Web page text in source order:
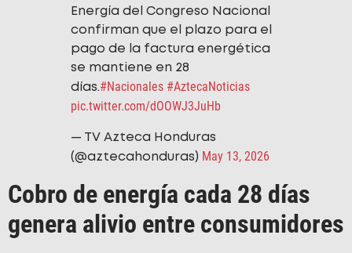
Energía del Congreso Nacional
confirman que el plazo para el
pago de la factura energética
se mantiene en 28
días.#Nacionales #AztecaNoticias
pic.twitter.com/dOOWJ3JuHb
— TV Azteca Honduras
(@aztecahonduras) May 13, 2026
Cobro de energía cada 28 días
genera alivio entre consumidores